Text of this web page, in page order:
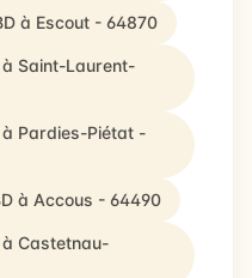
à Escout - 64870
Saint-Laurent-
Pardies-Piétat -
à Accous - 64490
Castetnau-